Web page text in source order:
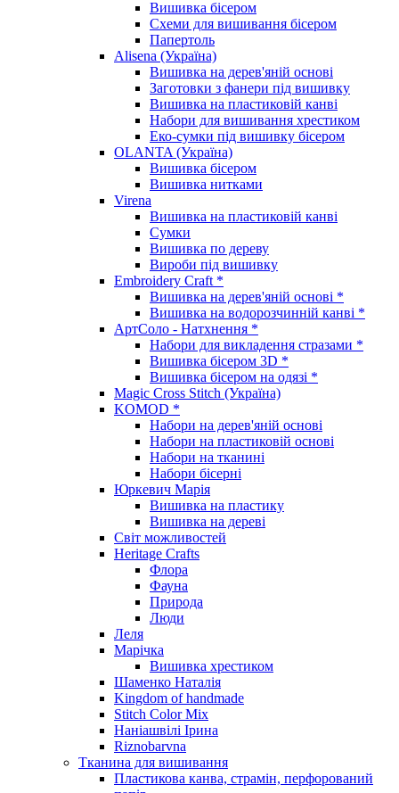
Вишивка бісером
Схеми для вишивання бісером
Папертоль
Alisena (Україна)
Вишивка на дерев'яній основі
Заготовки з фанери під вишивку
Вишивка на пластиковій канві
Набори для вишивання хрестиком
Еко-сумки під вишивку бісером
OLANTA (Україна)
Вишивка бісером
Вишивка нитками
Virena
Вишивка на пластиковій канві
Сумки
Вишивка по дереву
Вироби під вишивку
Embroidery Craft *
Вишивка на дерев'яній основі *
Вишивка на водорозчинній канві *
АртСоло - Натхнення *
Набори для викладення стразами *
Вишивка бісером 3D *
Вишивка бісером на одязі *
Magic Cross Stitch (Україна)
KOMOD *
Набори на дерев'яній основі
Набори на пластиковій основі
Набори на тканині
Набори бісерні
Юркевич Марія
Вишивка на пластику
Вишивка на дереві
Світ можливостей
Heritage Crafts
Флора
Фауна
Природа
Люди
Леля
Марічка
Вишивка хрестиком
Шаменко Наталія
Kingdom of handmade
Stitch Color Mix
Наніашвілі Ірина
Riznobarvna
Тканина для вишивання
Пластикова канва, страмін, перфорований